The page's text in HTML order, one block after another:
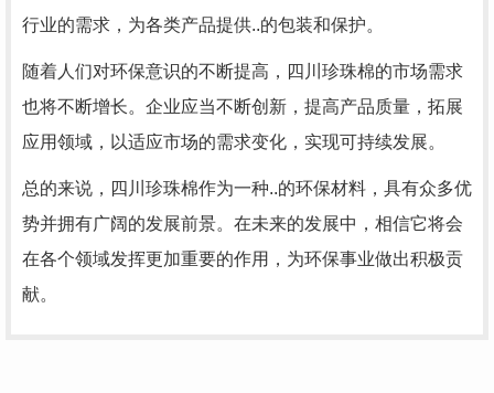
行业的需求，为各类产品提供..的包装和保护。
随着人们对环保意识的不断提高，四川珍珠棉的市场需求
也将不断增长。企业应当不断创新，提高产品质量，拓展
应用领域，以适应市场的需求变化，实现可持续发展。
总的来说，四川珍珠棉作为一种..的环保材料，具有众多优
势并拥有广阔的发展前景。在未来的发展中，相信它将会
在各个领域发挥更加重要的作用，为环保事业做出积极贡
献。